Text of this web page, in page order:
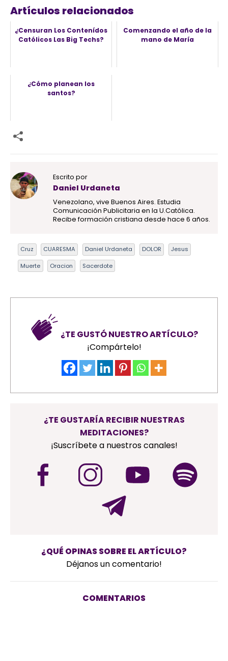
Artículos relacionados
¿Censuran Los Contenídos
Católicos Las Big Techs?
Comenzando el año de la
mano de María
¿Cómo planean los
santos?
Escrito por
Daniel Urdaneta
Venezolano, vive Buenos Aires. Estudia
Comunicación Publicitaria en la U.Católica.
Recibe formación cristiana desde hace 6 años.
Cruz CUARESMA Daniel Urdaneta DOLOR Jesus
Muerte Oracion Sacerdote
¿TE GUSTÓ NUESTRO ARTÍCULO?
¡Compártelo!
¿TE GUSTARÍA RECIBIR NUESTRAS
MEDITACIONES?
¡Suscríbete a nuestros canales!
¿QUÉ OPINAS SOBRE EL ARTÍCULO?
Déjanos un comentario!
COMENTARIOS